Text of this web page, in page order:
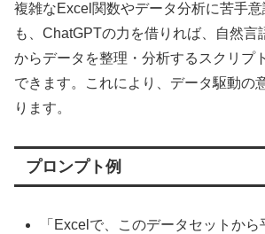
複雑なExcel関数やデータ分析に苦手
も、ChatGPTの力を借りれば、自然言
からデータを整理・分析するスクリプ
できます。これにより、データ駆動の
ります。
プロンプト例
「Excelで、このデータセットから